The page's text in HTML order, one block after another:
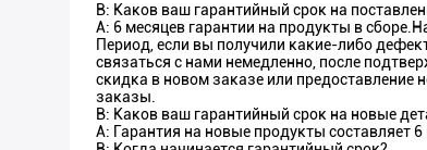
В: Каков ваш гарантийный срок на
A: 6 месяцев гарантии на продукты в
Период, если вы получили какие-либо
связаться с нами немедленно, после
скидка в новом заказе или
заказы.
В: Каков ваш гарантийный срок на новые
A: Гарантия на новые продукты составляет